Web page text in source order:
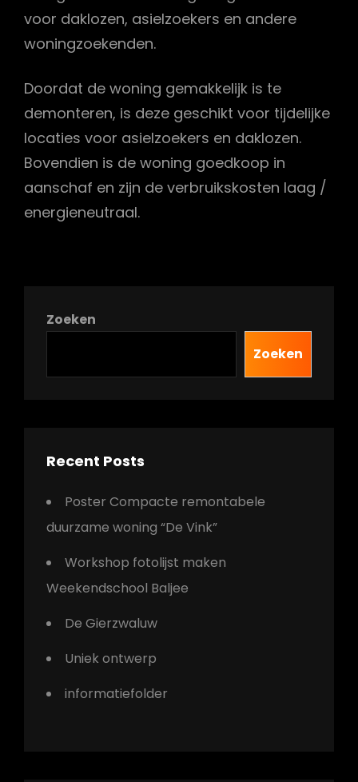
voor daklozen, asielzoekers en andere
woningzoekenden.
Doordat de woning gemakkelijk is te
demonteren, is deze geschikt voor tijdelijke
locaties voor asielzoekers en daklozen.
Bovendien is de woning goedkoop in
aanschaf en zijn de verbruikskosten laag /
energieneutraal.
Zoeken
Zoeken
Recent Posts
Poster Compacte remontabele
duurzame woning “De Vink”
Workshop fotolijst maken
Weekendschool Baljee
De Gierzwaluw
Uniek ontwerp
informatiefolder